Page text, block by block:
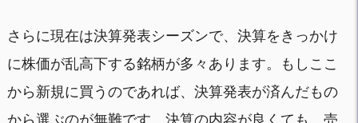
さらに現在は決算発表シーズンで、決算をきっかけ
に株価が乱高下する銘柄が多々あります。もしここ
から新規に買うのであれば、決算発表が済んだもの